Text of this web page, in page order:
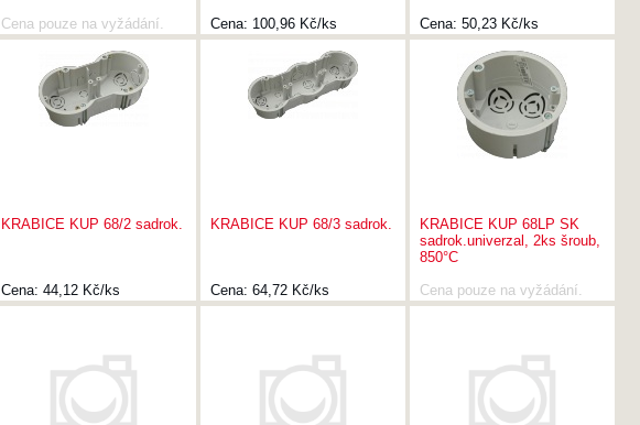
Cena pouze na vyžádání.
Cena: 100,96 Kč/ks Cena: 50,23 Kč/ks
KRABICE KUP 68/2 sadrok.
Cena: 44,12 Kč/ks
KRABICE KUP 68/3 sadrok.
Cena: 64,72 Kč/ks
KRABICE KUP 68LP SK
sadrok.univerzal, 2ks šroub,
850°C
Cena pouze na vyžádání.